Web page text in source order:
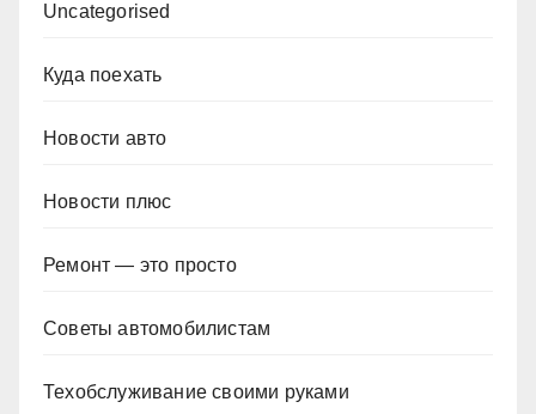
Uncategorised
Куда поехать
Новости авто
Новости плюс
Ремонт — это просто
Советы автомобилистам
Техобслуживание своими руками